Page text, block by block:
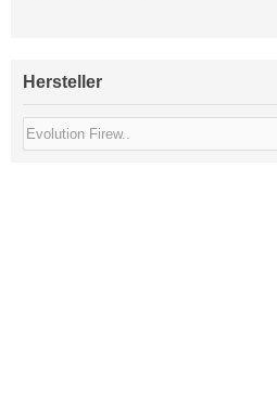
Hersteller